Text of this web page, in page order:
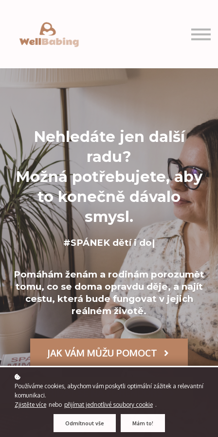
Nehledáte jen další
radu?
Možná potřebujete, aby
to konečně dávalo
smysl.
#SPÁNEK dětí i|
Pomáhám ženám a rodinám porozumět
tomu, co se doma opravdu děje, a najít
cestu, která bude fungovat v jejich
reálném životě.
JAK VÁM MŮŽU POMOCT
PŘIDAT SE NA FORENDORS
Používáme cookies, abychom vám poskytli optimální zážitek a relevantní
komunikaci.
Zjistěte více nebo přijímat jednotlivé soubory cookie .
Odmítnout vše Mám to!